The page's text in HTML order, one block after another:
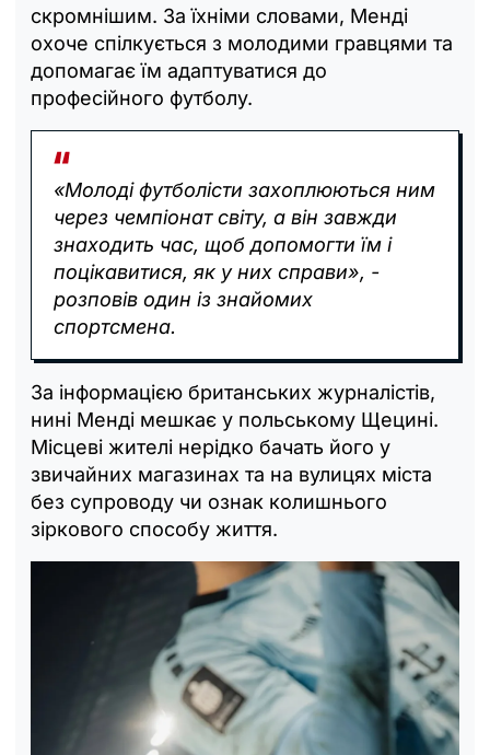
скромнішим. За їхніми словами, Менді
охоче спілкується з молодими гравцями та
допомагає їм адаптуватися до
професійного футболу.
«Молоді футболісти захоплюються ним
через чемпіонат світу, а він завжди
знаходить час, щоб допомогти їм і
поцікавитися, як у них справи», -
розповів один із знайомих
спортсмена.
За інформацією британських журналістів,
нині Менді мешкає у польському Щецині.
Місцеві жителі нерідко бачать його у
звичайних магазинах та на вулицях міста
без супроводу чи ознак колишнього
зіркового способу життя.